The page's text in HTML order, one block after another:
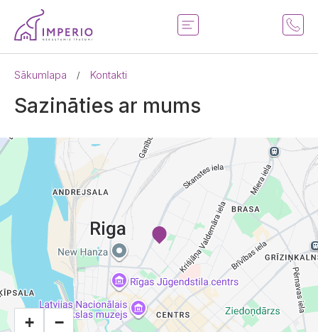
Sākumlapa / Kontakti
Sazināties ar mums
+ −